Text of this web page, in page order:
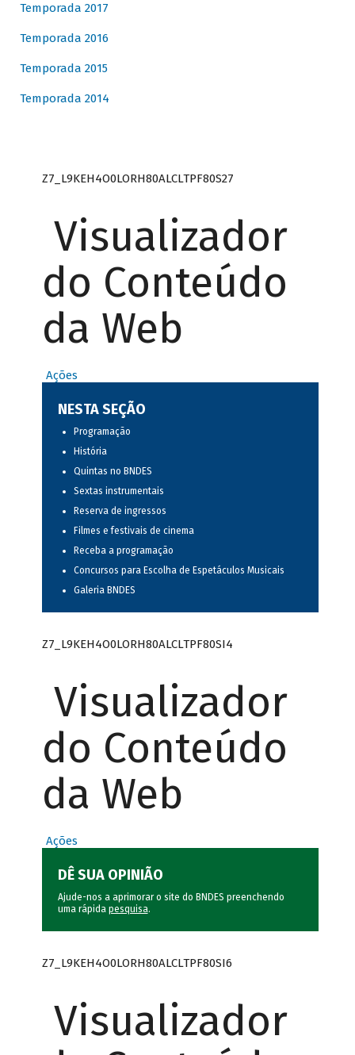
Temporada 2017
Temporada 2016
Temporada 2015
Temporada 2014
Z7_L9KEH4O0LORH80ALCLTPF80S27
Visualizador
do Conteúdo
da Web
Ações
NESTA SEÇÃO
Programação
História
Quintas no BNDES
Sextas instrumentais
Reserva de ingressos
Filmes e festivais de cinema
Receba a programação
Concursos para Escolha de Espetáculos Musicais
Galeria BNDES
Z7_L9KEH4O0LORH80ALCLTPF80SI4
Visualizador
do Conteúdo
da Web
Ações
DÊ SUA OPINIÃO
Ajude-nos a aprimorar o site do BNDES preenchendo
uma rápida pesquisa.
Z7_L9KEH4O0LORH80ALCLTPF80SI6
Visualizador